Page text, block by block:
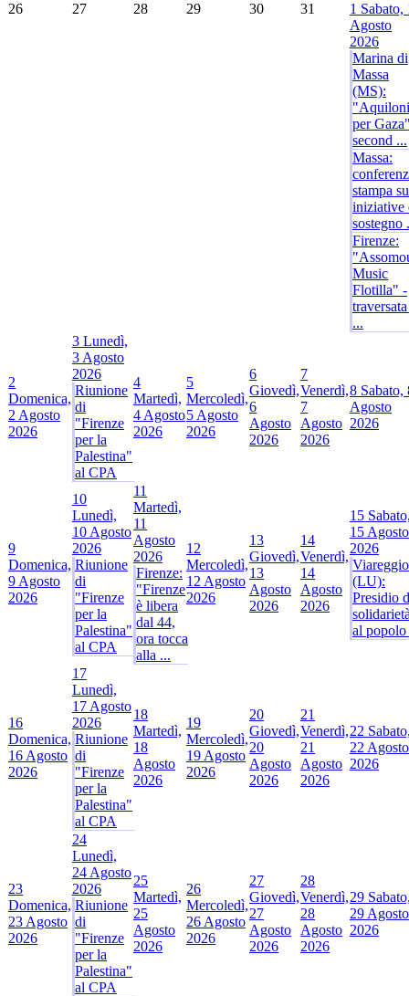
26
27 28 29 30 31 1 Sabato,
Agosto
2026
Marina di
Massa
(MS):
"Aquiloni
per
second ...
Massa:
stampa su
iniziative
sostegno
Firenze:
Music
Flotilla" -
...
2
Domenica,
2 Agosto
2026
3 Lunedì,
3 Agosto
2026
Riunione
di
"Firenze
per la
Palestina"
al CPA
4
Martedì,
4 Agosto
2026
5
Mercoledì,
5 Agosto
2026
6
Giovedì,
6
Agosto
2026
7
Venerdì,
7
Agosto
2026
8 Sabato,
Agosto
2026
9
Domenica,
9 Agosto
2026
10
Lunedì,
10 Agosto
2026
Riunione
di
"Firenze
per la
Palestina"
al CPA
11
Martedì,
11
Agosto
2026
Firenze:
"Firenze
è libera
dal 44,
ora tocca
alla ...
12
Mercoledì,
12 Agosto
2026
13
Giovedì,
13
Agosto
2026
14
Venerdì,
14
Agosto
2026
15
15 Agosto
2026
Viareggio
(LU):
Presidio
al popolo
16
Domenica,
16 Agosto
2026
17
Lunedì,
17 Agosto
2026
Riunione
di
"Firenze
per la
Palestina"
al CPA
18
Martedì,
18
Agosto
2026
19
Mercoledì,
19 Agosto
2026
20
Giovedì,
20
Agosto
2026
21
Venerdì,
21
Agosto
2026
22
22 Agosto
2026
23
Domenica,
23 Agosto
2026
24
Lunedì,
24 Agosto
2026
Riunione
di
"Firenze
per la
Palestina"
al CPA
25
Martedì,
25
Agosto
2026
26
Mercoledì,
26 Agosto
2026
27
Giovedì,
27
Agosto
2026
28
Venerdì,
28
Agosto
2026
29
29 Agosto
2026